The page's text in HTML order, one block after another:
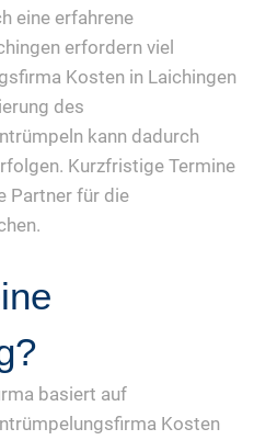
eine erfahrene
erfordern viel
Kosten in Laichingen
des
kann dadurch
Kurzfristige Termine
Partner für die
basiert auf
Kosten